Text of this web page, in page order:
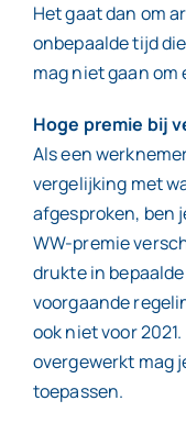
Het gaat dan om
onbepaalde tijd
mag niet gaan
Hoge premie bij
Als een
vergelijking met
afgesproken, ben
WW-premie
drukte in
voorgaande
ook niet voor
overgewerkt mag
toepassen.